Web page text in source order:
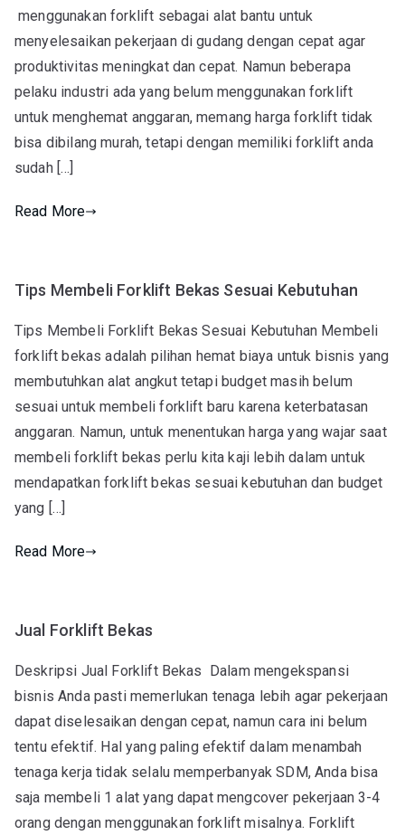
menggunakan forklift sebagai alat bantu untuk
menyelesaikan pekerjaan di gudang dengan cepat agar
produktivitas meningkat dan cepat. Namun beberapa
pelaku industri ada yang belum menggunakan forklift
untuk menghemat anggaran, memang harga forklift tidak
bisa dibilang murah, tetapi dengan memiliki forklift anda
sudah […]
Read More
Tips Membeli Forklift Bekas Sesuai Kebutuhan
Tips Membeli Forklift Bekas Sesuai Kebutuhan Membeli
forklift bekas adalah pilihan hemat biaya untuk bisnis yang
membutuhkan alat angkut tetapi budget masih belum
sesuai untuk membeli forklift baru karena keterbatasan
anggaran. Namun, untuk menentukan harga yang wajar saat
membeli forklift bekas perlu kita kaji lebih dalam untuk
mendapatkan forklift bekas sesuai kebutuhan dan budget
yang […]
Read More
Jual Forklift Bekas
Deskripsi Jual Forklift Bekas Dalam mengekspansi
bisnis Anda pasti memerlukan tenaga lebih agar pekerjaan
dapat diselesaikan dengan cepat, namun cara ini belum
tentu efektif. Hal yang paling efektif dalam menambah
tenaga kerja tidak selalu memperbanyak SDM, Anda bisa
saja membeli 1 alat yang dapat mengcover pekerjaan 3-4
orang dengan menggunakan forklift misalnya. Forklift